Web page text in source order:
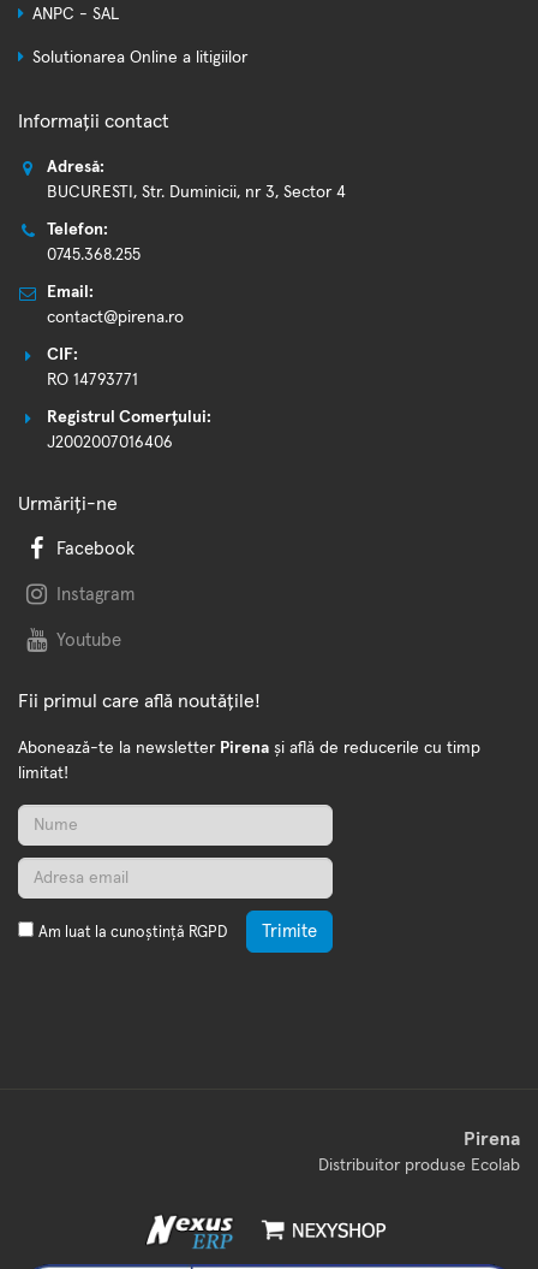
ANPC - SAL
Solutionarea Online a litigiilor
Informații contact
Adresă:
BUCURESTI, Str. Duminicii, nr 3, Sector 4
Telefon:
0745.368.255
Email:
contact@pirena.ro
CIF:
RO 14793771
Registrul Comerțului:
J2002007016406
Urmăriți-ne
Facebook
Instagram
Youtube
Fii primul care află noutățile!
Abonează-te la newsletter Pirena și află de reducerile cu timp
limitat!
Am luat la cunoștință RGPD Trimite
Pirena
Distribuitor produse Ecolab